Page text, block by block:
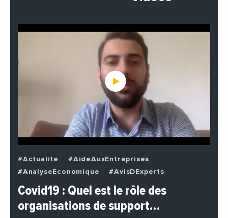
#Actualite
#AideAuxEntreprises
#AnalyseEconomique
#AvisDExperts
#BuzzNews
#Decideurs
#EchangesMediterraneens
#Economie
#EnDirectDe
#Entreprises
#Institutions
Covid19 : Quel est le rôle des
organisations de support…